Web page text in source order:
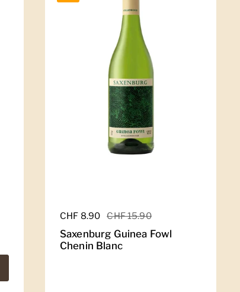
Regulärer Preis
CHF 8.90 Sale-Preis
CHF 15.90
Saxenburg Guinea Fowl
Chenin Blanc